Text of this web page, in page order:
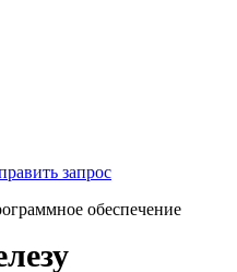
запрос
обеспечение